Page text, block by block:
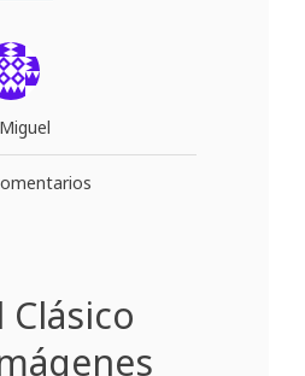
Clásico